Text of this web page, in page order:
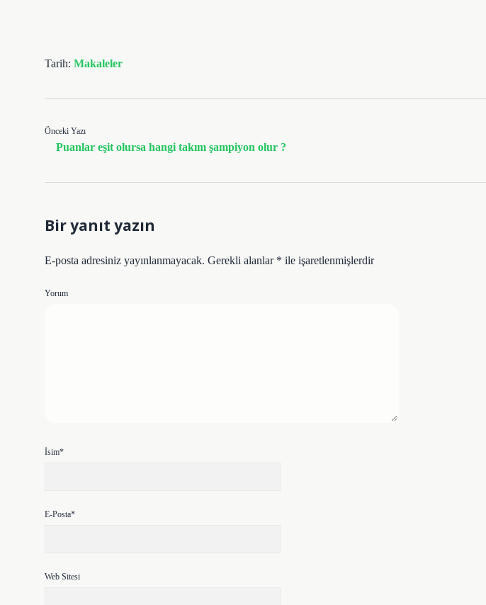
Tarih: Makaleler
Önceki Yazı
Puanlar eşit olursa hangi takım şampiyon olur ?
Bir yanıt yazın
E-posta adresiniz yayınlanmayacak. Gerekli alanlar * ile işaretlenmişlerdir
Yorum
İsim*
E-Posta*
Web Sitesi